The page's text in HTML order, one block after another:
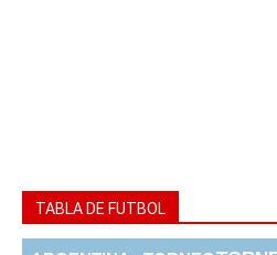
TABLA DE FUTBOL